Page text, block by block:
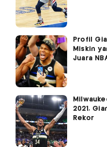
Profil
Miskin
Juara
2021,
Rekor